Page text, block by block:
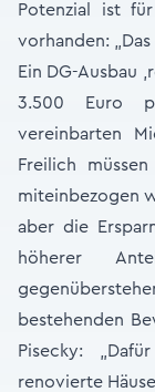
Potenzial ist
vorhanden:
Ein DG-Ausbau
3.500 Euro
vereinbarten
Freilich
miteinbezogen
aber die
höherer
bestehenden
Pisecky:
renovierte